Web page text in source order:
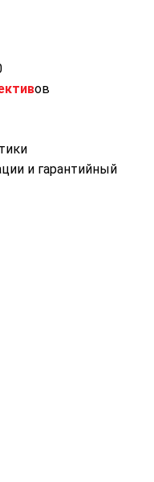
ов
и гарантийный